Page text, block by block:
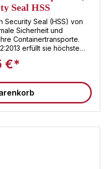
Seal HSS
Security Seal (HSS) von
Sicherheit und
Containertransporte.
erfüllt sie höchste
Ladung während
jeweils 10 Stück, in
Plomben und auf einer
zwei Teilen bestehende
besteht aus
ISO/PAS 17712:2013 Norm,
Auf Wunsch und einer
ist eine individuelle
im
€*